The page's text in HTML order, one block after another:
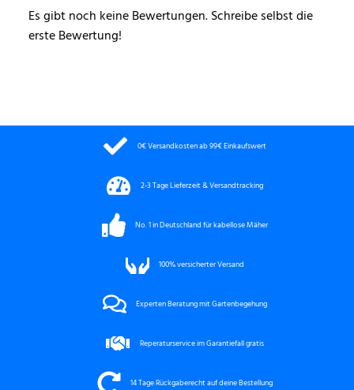
Es gibt noch keine Bewertungen. Schreibe selbst die
erste Bewertung!
0€ Versandkosten ab 99€ Einkaufswert
2-3 Tage Lieferzeit & Versandtracking
No. 1 in Deutschland für kabellose Mäher
100%versicherter Versand
Experten Beratung mit Gartenbegehung
Reperaturservice im Garantiefall gratis
14 Tage Rückgaberecht auf deine Bestellung